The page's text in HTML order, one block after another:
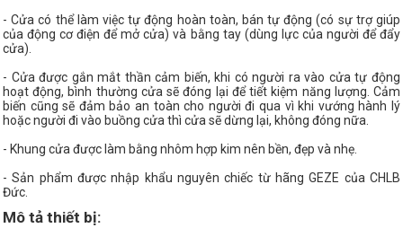
- Cửa có thể làm việc tự động hoàn toàn, bán tự động (có sự trợ giúp
của động cơ điện để mở cửa) và bằng tay (dùng lực của người để đẩy
cửa).
- Cửa được gắn mắt thần cảm biến, khi có người ra vào cửa tự động
hoạt động, bình thường cửa sẽ đóng lại để tiết kiệm năng lượng. Cảm
biến cũng sẽ đảm bảo an toàn cho người đi qua vì khi vướng hành lý
hoặc người đi vào buồng cửa thì cửa sẽ dừng lại, không đóng nữa.
- Khung cửa được làm bằng nhôm hợp kim nên bền, đẹp và nhẹ.
- Sản phẩm được nhập khẩu nguyên chiếc từ hãng GEZE của CHLB
Đức.
Mô tả thiết bị: